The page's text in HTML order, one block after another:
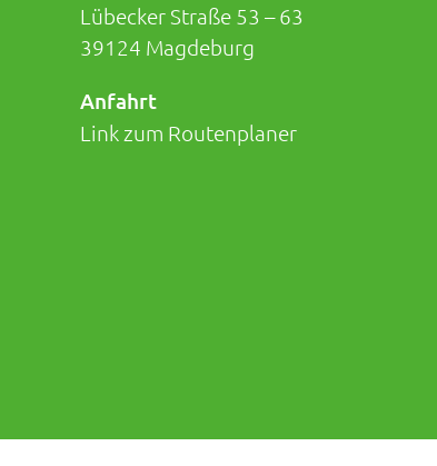
Lübecker Straße 53 – 63
39124 Magdeburg
Anfahrt
Link zum Routenplaner